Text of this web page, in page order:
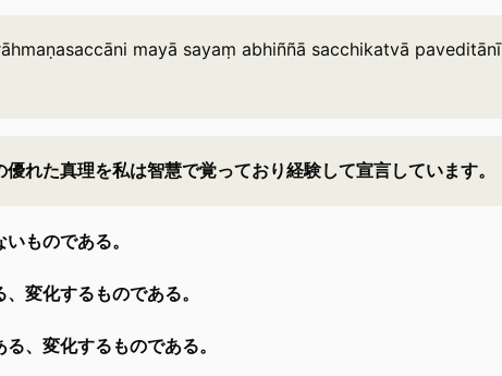
mayā sayaṃ abhiññā sacchikatvā paveditānī
れた真理を私は智慧で覚っており経験して宣言しています。
ものである。
変化するものである。
、変化するものである。